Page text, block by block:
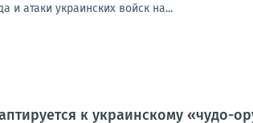
и атаки украинских войск на...
к украинскому «чудо-